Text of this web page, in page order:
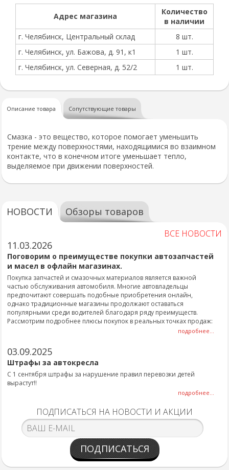
Адрес магазина
Количество
в наличии
г. Челябинск, Центральный склад
8 шт.
г. Челябинск, ул. Бажова, д. 91, к1
1 шт.
г. Челябинск, ул. Северная, д. 52/2
1 шт.
Описание товара Сопутствующие товары
Смазка - это вещество, которое помогает уменьшить
трение между поверхностями, находящимися во взаимном
контакте, что в конечном итоге уменьшает тепло,
выделяемое при движении поверхностей.
НОВОСТИ Обзоры товаров
ВСЕ НОВОСТИ
11.03.2026
Поговорим о преимуществе покупки автозапчастей
и масел в офлайн магазинах.
Покупка запчастей и смазочных материалов является важной
частью обслуживания автомобиля. Многие автовладельцы
предпочитают совершать подобные приобретения онлайн,
однако традиционные магазины продолжают оставаться
популярными среди водителей благодаря ряду преимуществ.
Рассмотрим подробнее плюсы покупок в реальных точках продаж:
подробнее...
03.09.2025
Штрафы за автокресла
С 1 сентября штрафы за нарушение правил перевозки детей
вырастут!!
подробнее...
ПОДПИСАТЬСЯ НА НОВОСТИ И АКЦИИ
ПОДПИСАТЬСЯ